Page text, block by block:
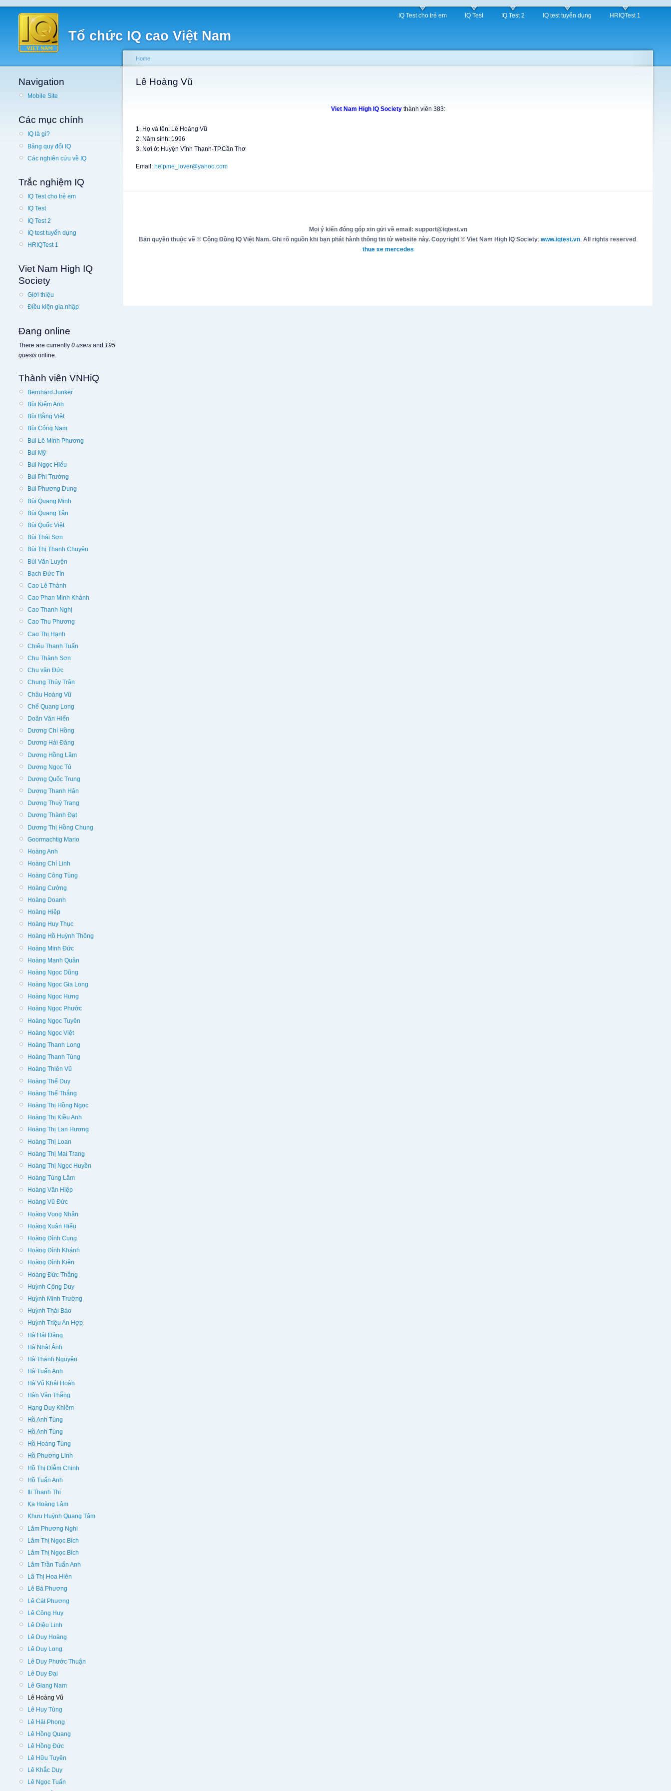
Tổ chức IQ cao Việt Nam
IQ Test cho trẻ em IQ Test IQ Test 2 IQ test tuyển dụng HRIQTest 1
Navigation
Mobile Site
Các mục chính
IQ là gì?
Bảng quy đổi IQ
Các nghiên cứu về IQ
Trắc nghiệm IQ
IQ Test cho trẻ em
IQ Test
IQ Test 2
IQ test tuyển dụng
HRIQTest 1
Viet Nam High IQ
Society
Giới thiệu
Điều kiện gia nhập
Đang online
There are currently 0 users and 195
guests online.
Thành viên VNHiQ
Bernhard Junker
Bùi Kiếm Anh
Bùi Bằng Việt
Bùi Công Nam
Bùi Lê Minh Phương
Bùi Mỹ
Bùi Ngọc Hiếu
Bùi Phi Trường
Bùi Phương Dung
Bùi Quang Minh
Bùi Quang Tân
Bùi Quốc Việt
Bùi Thái Sơn
Bùi Thị Thanh Chuyên
Bùi Văn Luyện
Bạch Đức Tín
Cao Lê Thành
Cao Phan Minh Khánh
Cao Thanh Nghị
Cao Thu Phương
Cao Thị Hạnh
Chiêu Thanh Tuấn
Chu Thành Sơn
Chu văn Đức
Chung Thủy Trân
Châu Hoàng Vũ
Chế Quang Long
Doãn Văn Hiến
Dương Chí Hồng
Dương Hải Đăng
Dương Hồng Lãm
Dương Ngọc Tú
Dương Quốc Trung
Dương Thanh Hân
Dương Thuỳ Trang
Dương Thành Đạt
Dương Thị Hồng Chung
Goormachtig Mario
Hoàng Anh
Hoàng Chí Linh
Hoàng Công Tùng
Hoàng Cường
Hoàng Doanh
Hoàng Hiệp
Hoàng Huy Thục
Hoàng Hồ Huỳnh Thông
Hoàng Minh Đức
Hoàng Mạnh Quân
Hoàng Ngọc Dũng
Hoàng Ngọc Gia Long
Hoàng Ngọc Hưng
Hoàng Ngọc Phước
Hoàng Ngọc Tuyên
Hoàng Ngọc Việt
Hoàng Thanh Long
Hoàng Thanh Tùng
Hoàng Thiên Vũ
Hoàng Thế Duy
Hoàng Thế Thắng
Hoàng Thị Hồng Ngọc
Hoàng Thị Kiều Anh
Hoàng Thị Lan Hương
Hoàng Thị Loan
Hoàng Thị Mai Trang
Hoàng Thị Ngọc Huyền
Hoàng Tùng Lâm
Hoàng Văn Hiệp
Hoàng Vũ Đức
Hoàng Vọng Nhân
Hoàng Xuân Hiếu
Hoàng Đình Cung
Hoàng Đình Khánh
Hoàng Đình Kiên
Hoàng Đức Thắng
Huỳnh Công Duy
Huỳnh Minh Trường
Huỳnh Thái Bảo
Huỳnh Triệu An Hợp
Hà Hải Đăng
Hà Nhật Ánh
Hà Thanh Nguyên
Hà Tuấn Anh
Hà Vũ Khải Hoàn
Hàn Văn Thắng
Hạng Duy Khiêm
Hồ Anh Tùng
Hồ Anh Tùng
Hồ Hoàng Tùng
Hồ Phương Linh
Hồ Thị Diễm Chinh
Hồ Tuấn Anh
Ili Thanh Thi
Ka Hoàng Lâm
Khưu Huỳnh Quang Tâm
Lâm Phương Nghi
Lâm Thị Ngọc Bích
Lâm Thị Ngọc Bích
Lâm Trần Tuấn Anh
Lã Thị Hoa Hiên
Lê Bá Phương
Lê Cát Phương
Lê Công Huy
Lê Diệu Linh
Lê Duy Hoàng
Lê Duy Long
Lê Duy Phước Thuận
Lê Duy Đại
Lê Giang Nam
Lê Hoàng Vũ
Lê Huy Tùng
Lê Hải Phong
Lê Hồng Quang
Lê Hồng Đức
Lê Hữu Tuyên
Lê Khắc Duy
Lê Ngọc Tuấn
Home
Lê Hoàng Vũ
Viet Nam High IQ Societythành viên 383:
1. Họ và tên: Lê Hoàng Vũ
2. Năm sinh: 1996
3. Nơi ở: Huyện Vĩnh Thạnh-TP.Cần Thơ
Email: helpme_lover@yahoo.com
Mọi ý kiến đóng góp xin gửi về email: support@iqtest.vn
Bản quyền thuộc về © Cộng Đồng IQ Việt Nam. Ghi rõ nguồn khi bạn phát hành thông tin từ website này. Copyright © Viet Nam High IQ Society: www.iqtest.vn. All rights reserved .
thue xe mercedes